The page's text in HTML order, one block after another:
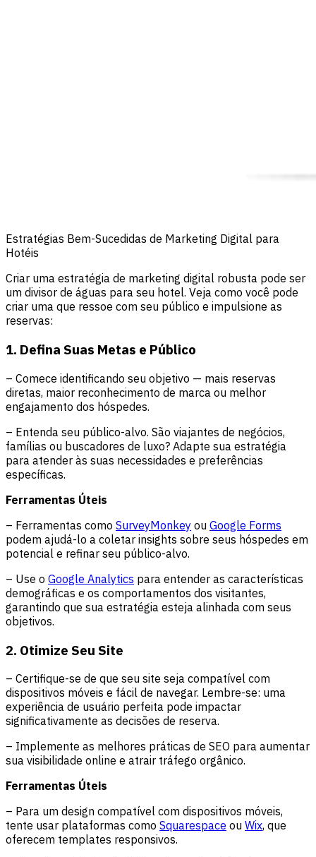
Estratégias Bem-Sucedidas de Marketing Digital para
Hotéis
Criar uma estratégia de marketing digital robusta pode ser
um divisor de águas para seu hotel. Veja como você pode
criar uma que ressoe com seu público e impulsione as
reservas:
1. Defina Suas Metas e Público
– Comece identificando seu objetivo — mais reservas
diretas, maior reconhecimento de marca ou melhor
engajamento dos hóspedes.
– Entenda seu público-alvo. São viajantes de negócios,
famílias ou buscadores de luxo? Adapte sua estratégia
para atender às suas necessidades e preferências
específicas.
Ferramentas Úteis
– Ferramentas como SurveyMonkey ou Google Forms
podem ajudá-lo a coletar insights sobre seus hóspedes em
potencial e refinar seu público-alvo.
– Use o Google Analytics para entender as características
demográficas e os comportamentos dos visitantes,
garantindo que sua estratégia esteja alinhada com seus
objetivos.
2. Otimize Seu Site
– Certifique-se de que seu site seja compatível com
dispositivos móveis e fácil de navegar. Lembre-se: uma
experiência de usuário perfeita pode impactar
significativamente as decisões de reserva.
– Implemente as melhores práticas de SEO para aumentar
sua visibilidade online e atrair tráfego orgânico.
Ferramentas Úteis
– Para um design compatível com dispositivos móveis,
tente usar plataformas como Squarespace ou Wix, que
oferecem templates responsivos.